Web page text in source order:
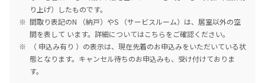
り上げ）したものです。
間取り表記のN （納戸）やS （サービスルーム）は、居室以外の空
間を表して います。詳細についてはこちらをご確認ください。
（ 申込み有り ）の表示は、現在先着のお申込みをいただいている状
態となります。キャンセル待ちのお申込みも、受け付けておりま
す。